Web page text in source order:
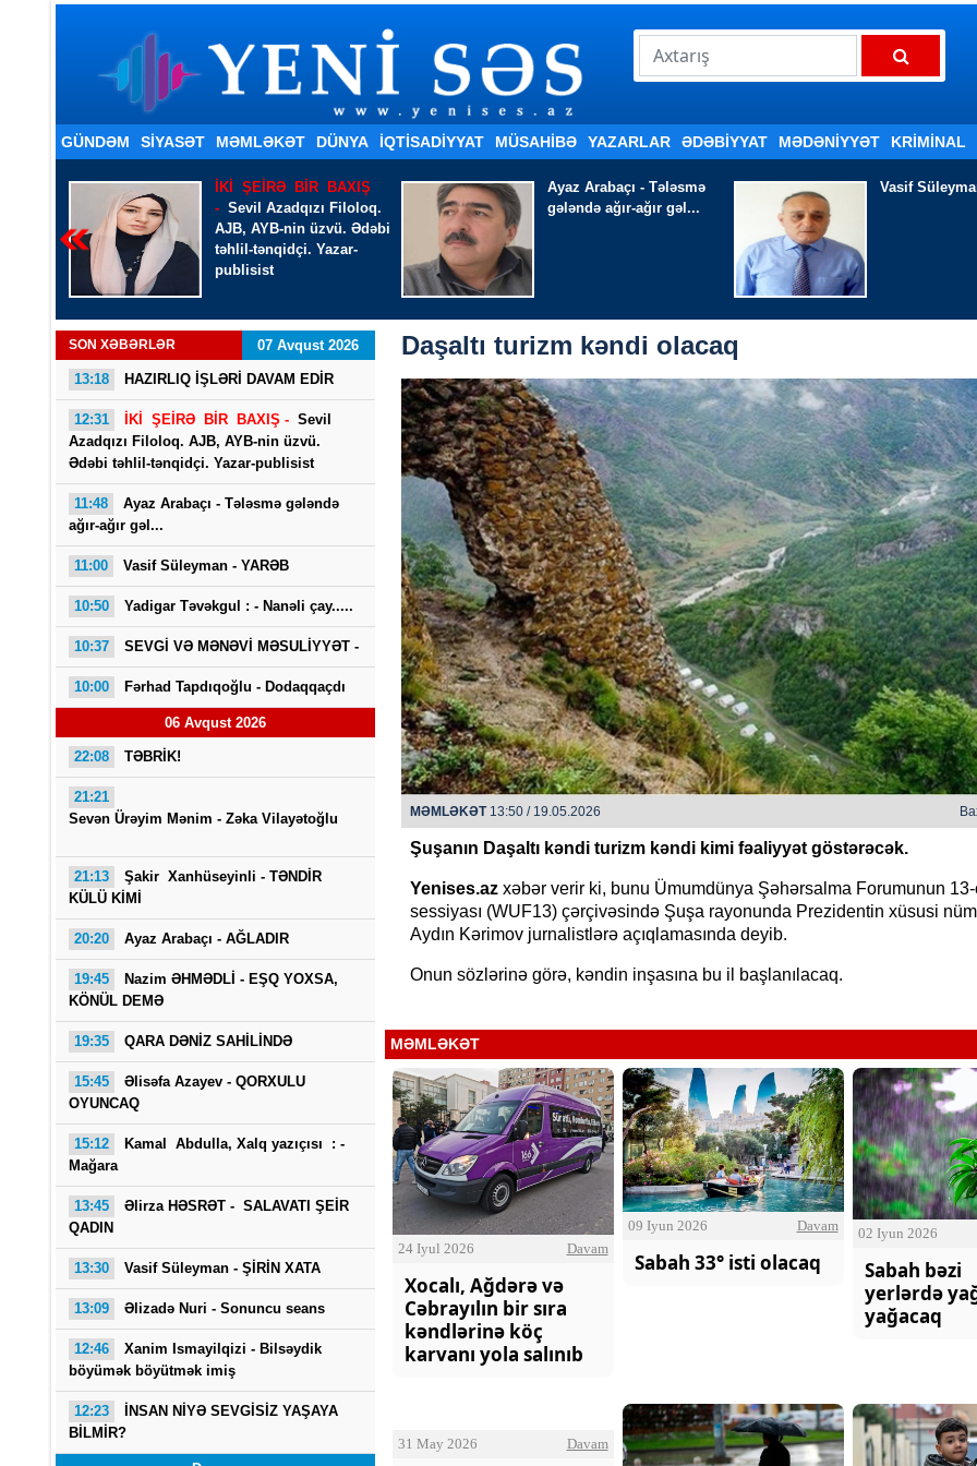
GÜNDƏM SİYASƏT MƏMLƏKƏT DÜNYA İQTISADIYYAT MÜSAHİBƏ YAZARLAR ƏDƏBIYYAT MƏDƏNİYYƏT KRİMİNAL
Ayaz Arabaçı - Tələsmə
gələndə ağır-ağır gəl...
Vasif Süleyman - YARƏB Yadigar
SON XƏBƏRLƏR 07 Avqust 2026
13:18 HAZIRLIQ İŞLƏRİ DAVAM EDİR
12:31 İKİ ŞEİRƏ BİR BAXIŞ - Sevil
Azadqızı Filoloq. AJB, AYB-nin üzvü.
Ədəbi təhlil-tənqidçi. Yazar-publisist
11:48
Ayaz Arabaçı - Tələsmə gələndə
ağır-ağır gəl...
11:00 Vasif Süleyman - YARƏB
10:50 Yadigar Təvəkgul : - Nanəli çay.....
10:37 SEVGİ VƏ MƏNƏVİ MƏSULİYYƏT -
10:00 Fərhad Tapdıqoğlu - Dodaqqaçdı
06 Avqust 2026
22:08 TƏBRİK!
21:21
Sevən Ürəyim Mənim - Zəka Vilayətoğlu
21:13
Şakir Xanhüseyinli - TƏNDİR
KÜLÜ KİMİ
20:20 Ayaz Arabaçı - AĞLADIR
19:45
Nazim ƏHMƏDLİ - EŞQ YOXSA,
KÖNÜL DEMƏ
19:35 QARA DƏNİZ SAHİLİNDƏ
15:45 Əlisəfa Azayev - QORXULU
OYUNCAQ
15:12
Kamal Abdulla, Xalq yazıçısı : -
Mağara
13:45
Əlirza HƏSRƏT - SALAVATI ŞEİR
QADIN
13:30 Vasif Süleyman - ŞİRİN XATA
13:09 Əlizadə Nuri - Sonuncu seans
12:46 Xanim Ismayilqizi - Bilsəydik
böyümək böyütmək imiş
12:23
İNSAN NİYƏ SEVGİSİZ YAŞAYA
BİLMİR?
Daşaltı turizm kəndi olacaq
MƏMLƏKƏT13:50 / 19.05.2026
Şuşanın Daşaltı kəndi turizm kəndi kimi fəaliyyət göstərəcək.
Yenises.azxəbər verir ki, bunu Ümumdünya Şəhərsalma Forumunun 13-
sessiyası (WUF13) çərçivəsində Şuşa rayonunda Prezidentin xüsusi
Aydın Kərimov jurnalistlərə açıqlamasında deyib.
Onun sözlərinə görə, kəndin inşasına bu il başlanılacaq.
MƏMLƏKƏT
24 Iyul 2026 Davam
Xocalı, Ağdərə və
Cəbrayılın bir sıra
kəndlərinə köç
karvanı yola salınıb
09 Iyun 2026 Davam
Sabah 33° isti olacaq
02 Iyun 2026
Sabah bəzi
yerlərdə
yağacaq
31 May 2026 Davam
Sabah bəzi yerlərdə yağış yağacaq
Xocalı, Ağdərə və Cəbrayılın
kəndlərinə köç karvanı yola
O Gözlərində - Zəka